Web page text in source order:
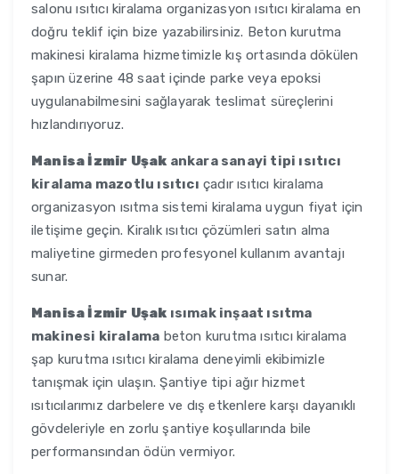
salonu ısıtıcı kiralama organizasyon ısıtıcı kiralama en
doğru teklif için bize yazabilirsiniz. Beton kurutma
makinesi kiralama hizmetimizle kış ortasında dökülen
şapın üzerine 48 saat içinde parke veya epoksi
uygulanabilmesini sağlayarak teslimat süreçlerini
hızlandırıyoruz.
Manisa İzmir Uşak ankara sanayi tipi ısıtıcı
kiralama mazotlu ısıtıcı çadır ısıtıcı kiralama
organizasyon ısıtma sistemi kiralama uygun fiyat için
iletişime geçin. Kiralık ısıtıcı çözümleri satın alma
maliyetine girmeden profesyonel kullanım avantajı
sunar.
Manisa İzmir Uşak ısımak inşaat ısıtma
makinesi kiralama beton kurutma ısıtıcı kiralama
şap kurutma ısıtıcı kiralama deneyimli ekibimizle
tanışmak için ulaşın. Şantiye tipi ağır hizmet
ısıtıcılarımız darbelere ve dış etkenlere karşı dayanıklı
gövdeleriyle en zorlu şantiye koşullarında bile
performansından ödün vermiyor.